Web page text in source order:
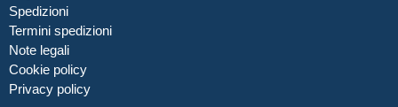
Spedizioni
Termini spedizioni
Note legali
Cookie policy
Privacy policy